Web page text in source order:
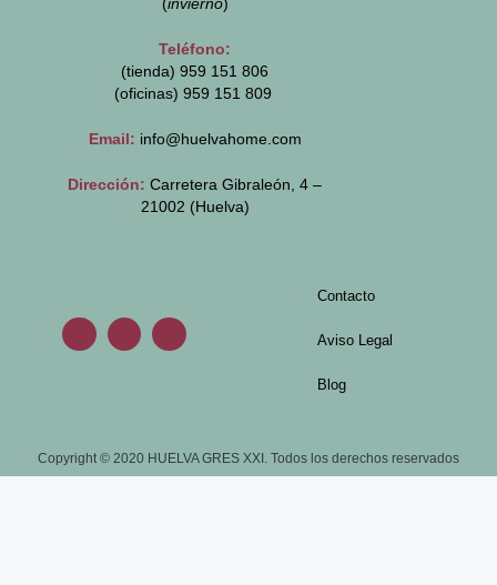
Teléfono:
(tienda) 959 151 806
(oficinas) 959 151 809
Email: info@huelvahome.com
Dirección: Carretera Gibraleón, 4 –
21002 (Huelva)
Contacto
Aviso Legal
Blog
Copyright © 2020 HUELVA GRES XXI. Todos los derechos reservados